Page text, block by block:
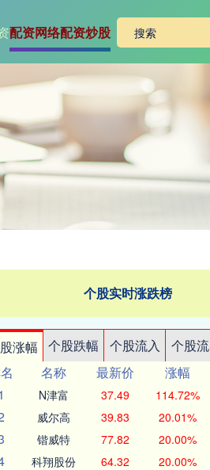
配资网络配资炒股
个股实时涨跌榜
涨幅 个股跌幅 个股流入 个股
名称 最新价 涨幅
N津富 37.49 114.72%
威尔高 39.83 20.01%
锴威特 77.82 20.00%
科翔股份 64.32 20.00%